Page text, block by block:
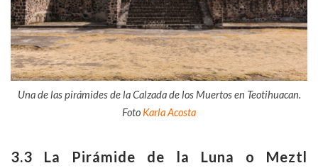
Una de las pirámides de la Calzada de los Muertos en Teotihuacan.
Foto Karla Acosta
3.3 La Pirámide de la Luna o Meztl